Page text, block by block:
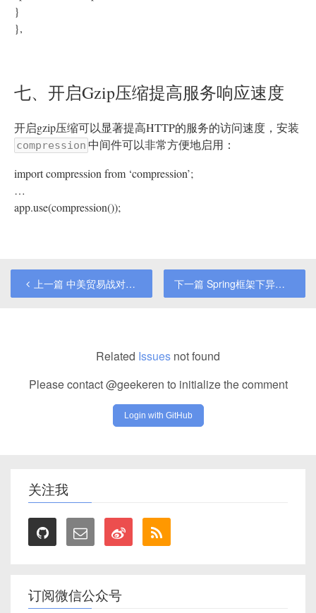
}
},
七、开启Gzip压缩提高服务响应速度
开启gzip压缩可以显著提高HTTP的服务的访问速度，安装
compression 中间件可以非常方便地启用：
import compression from ‘compression’;
…
app.use(compression());
上一篇 中美贸易战对软件行业有什么影响的几个观点 下一篇 Spring框架下异步日志收集及验证是否生效
Related Issues not found
Please contact @geekeren to initialize the comment
Login with GitHub
关注我
订阅微信公众号